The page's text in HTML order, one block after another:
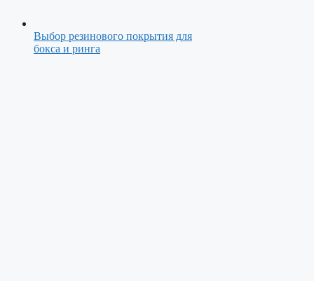
Выбор резинового покрытия для
бокса и ринга